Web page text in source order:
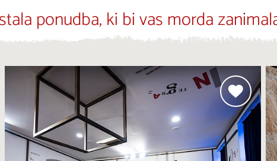
ponudba, ki bi vas morda